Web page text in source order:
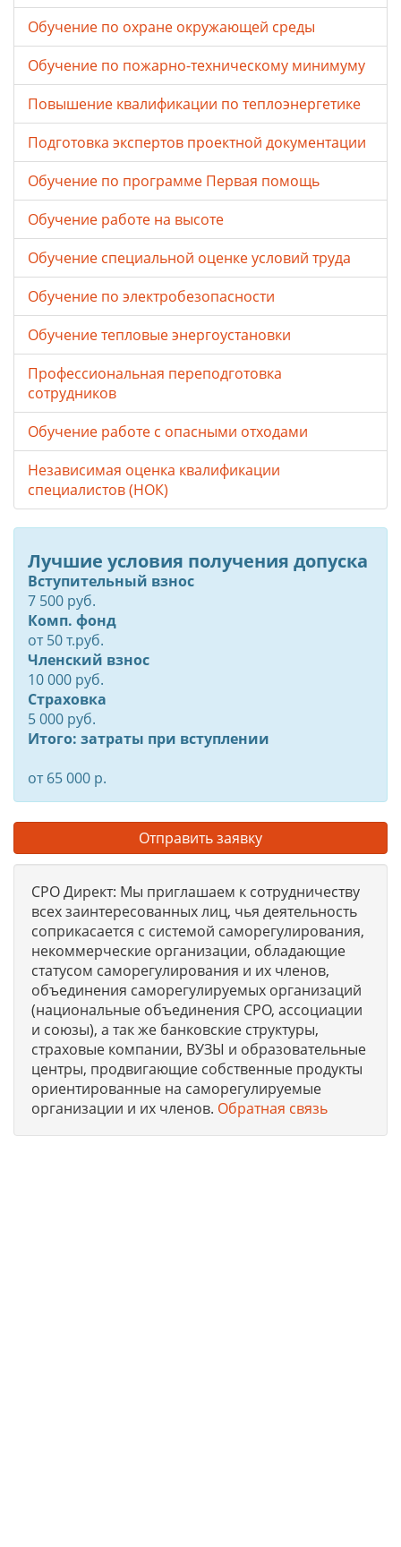
Обучение по охране окружающей среды
Обучение по пожарно-техническому минимуму
Повышение квалификации по теплоэнергетике
Подготовка экспертов проектной документации
Обучение по программе Первая помощь
Обучение работе на высоте
Обучение специальной оценке условий труда
Обучение по электробезопасности
Обучение тепловые энергоустановки
Профессиональная переподготовка
сотрудников
Обучение работе с опасными отходами
Независимая оценка квалификации
специалистов (НОК)
Лучшие условия получения допуска
Вступительный взнос
7 500 руб.
Комп. фонд
от50т.руб.
Членский взнос
10 000 руб.
Страховка
5 000 руб.
Итого: затраты при вступлении
от 65 000 р.
Отправить заявку
СРО Директ: Мы приглашаем к сотрудничеству
всех заинтересованных лиц, чья деятельность
соприкасается с системой саморегулирования,
некоммерческие организации, обладающие
статусом саморегулирования и их членов,
объединения саморегулируемых организаций
(национальные объединения СРО, ассоциации
и союзы), а так же банковские структуры,
страховые компании, ВУЗЫ и образовательные
центры, продвигающие собственные продукты
ориентированные на саморегулируемые
организации и их членов. Обратная связь